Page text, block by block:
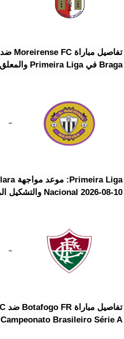
Braga في Primeira Liga والمعلق
Nacional 2026-08-10 والتشكيل المتوقع
Campeonato Brasileiro Série A والمعلق